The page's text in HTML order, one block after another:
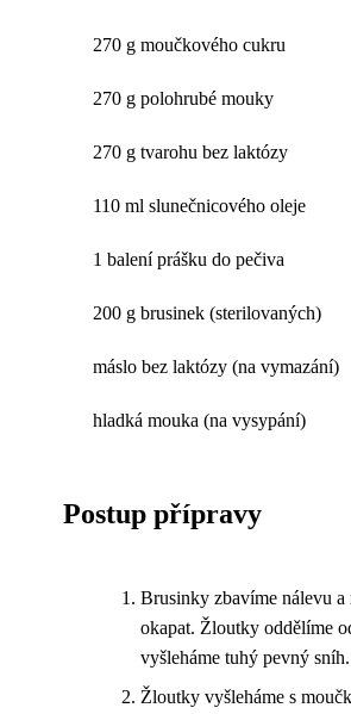
270 g moučkového cukru
270 g polohrubé mouky
270 g tvarohu bez laktózy
110 ml slunečnicového oleje
1 balení prášku do pečiva
200 g brusinek (sterilovaných)
máslo bez laktózy (na vymazání)
hladká mouka (na vysypání)
Postup přípravy
Brusinky zbavíme nálevu a
okapat. Žloutky oddělíme
vyšleháme tuhý pevný sníh.
Žloutky vyšleháme s